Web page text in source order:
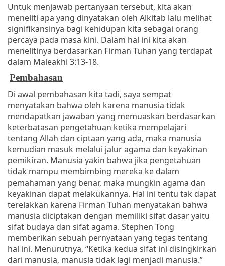
Untuk menjawab pertanyaan tersebut, kita akan
meneliti apa yang dinyatakan oleh Alkitab lalu melihat
signifikansinya bagi kehidupan kita sebagai orang
percaya pada masa kini. Dalam hal ini kita akan
menelitinya berdasarkan Firman Tuhan yang terdapat
dalam Maleakhi 3:13-18.
Pembahasan
Di awal pembahasan kita tadi, saya sempat
menyatakan bahwa oleh karena manusia tidak
mendapatkan jawaban yang memuaskan berdasarkan
keterbatasan pengetahuan ketika mempelajari
tentang Allah dan ciptaan yang ada, maka manusia
kemudian masuk melalui jalur agama dan keyakinan
pemikiran. Manusia yakin bahwa jika pengetahuan
tidak mampu membimbing mereka ke dalam
pemahaman yang benar, maka mungkin agama dan
keyakinan dapat melakukannya. Hal ini tentu tak dapat
terelakkan karena Firman Tuhan menyatakan bahwa
manusia diciptakan dengan memiliki sifat dasar yaitu
sifat budaya dan sifat agama. Stephen Tong
memberikan sebuah pernyataan yang tegas tentang
hal ini. Menurutnya, “Ketika kedua sifat ini disingkirkan
dari manusia, manusia tidak lagi menjadi manusia.”